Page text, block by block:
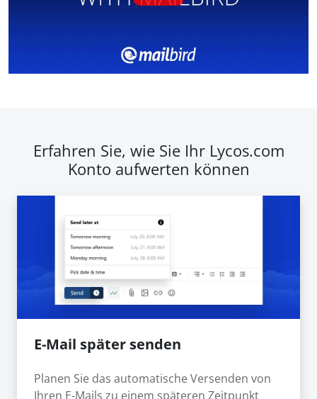
Erfahren Sie, wie Sie Ihr Lycos.com
Konto aufwerten können
E-Mail später senden
Planen Sie das automatische Versenden von
Ihren E-Mails zu einem späteren Zeitpunkt